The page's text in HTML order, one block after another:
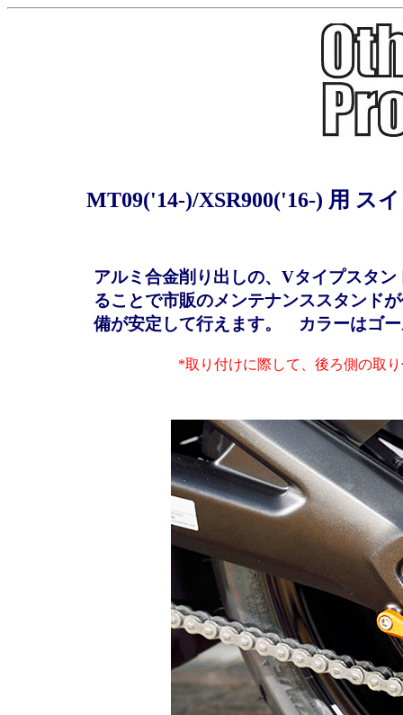
MT09('14-)/XSR900('16-) 用
アルミ合金削り出しの、Vタイプスタ
ることで市販のメンテナンススタンド
備が安定して行えます。 カラーはゴ
*取り付けに際して、後ろ側の取